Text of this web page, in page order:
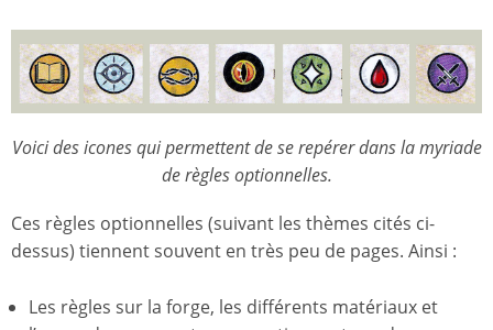
Voici des icones qui permettent de se repérer dans la myriade
de règles optionnelles.
Ces règles optionnelles (suivant les thèmes cités ci-
dessus) tiennent souvent en très peu de pages. Ainsi :
Les règles sur la forge, les différents matériaux et